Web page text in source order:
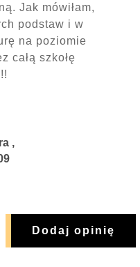
Jak mówiłam,
podstaw i w
na poziomie
całą szkołę
,
Dodaj opinię